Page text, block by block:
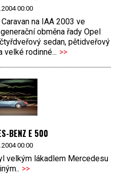
00:00
na IAA 2003 ve
obměna řady Opel
sedan, pětidveřový
velké rodinné... >>
BENZ E 500
00:00
velkým lákadlem Mercedesu
>>